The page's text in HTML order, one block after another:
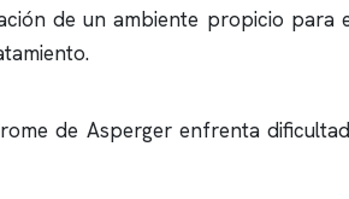
de un ambiente propicio
de Asperger enfrenta